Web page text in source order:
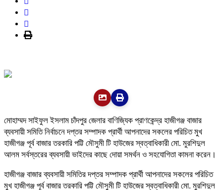
মোহাম্মদ সাইফুল ইসলাম চাঁদপুর জেলার বাণিজ্যিক প্রাণকেন্দ্র হাজীগঞ্জ বাজার
ব্যবসায়ী সমিতি নির্বাচনে দপ্তর সম্পাদক প্রার্থী আপনাদের সকলের পরিচিত মুখ
হাজীগঞ্জ পূর্ব বাজার তরকারি পট্টি মৌসুমী টি হাউজের স্বত্বাধিকারী মো. মুরশিদুল
আলম সর্বস্তরের ব্যবসায়ী ভাইদের কাছে দোয়া সমর্থন ও সহযোগিতা কামনা করেন।
হাজীগঞ্জ বাজার ব্যবসায়ী সমিতির দপ্তর সম্পাদক প্রার্থী আপনাদের সকলের পরিচিত
মুখ হাজীগঞ্জ পূর্ব বাজার তরকারি পট্টি মৌসুমী টি হাউজের স্বত্বাধিকারী মো. মুরশিদুল